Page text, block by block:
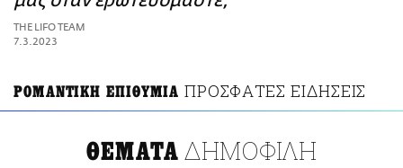
ΑΜΠΑ
PRINT
THE LIFO TEAM
7.3.2023
ΡΟΜΑΝΤΙΚΗ ΕΠΙΘΥΜΙΑ ΠΡΟΣΦΑΤΕΣ ΕΙΔΗΣΕΙΣ
ΘΕΜΑΤΑ ΔΗΜΟΦΙΛΗ